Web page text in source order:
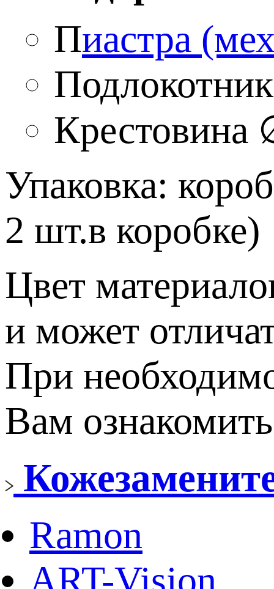
Пиастра
Крестовина
Упаковка:
2 шт.в коробке)
Цвет
и может
При
Вам
Ramon
ART-Vision